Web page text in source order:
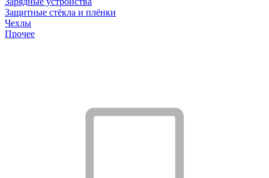
Защитные стёкла и плёнки
Чехлы
Прочее